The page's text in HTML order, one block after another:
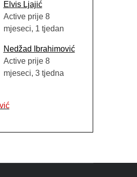
Elvis Ljajić
Active prije 8
mjeseci, 1 tjedan
Nedžad Ibrahimović
Active prije 8
mjeseci, 3 tjedna